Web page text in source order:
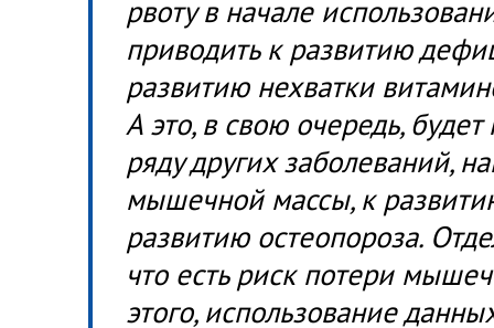
рвоту в начале
приводить к развитию
развитию нехватки
А это, в свою очередь,
ряду других заболеваний,
мышечной массы, к
развитию остеопороза.
что есть риск потери
этого, использование